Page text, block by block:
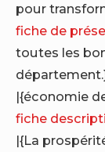
pour
fiche de
toutes les
|{économie
fiche
|{La